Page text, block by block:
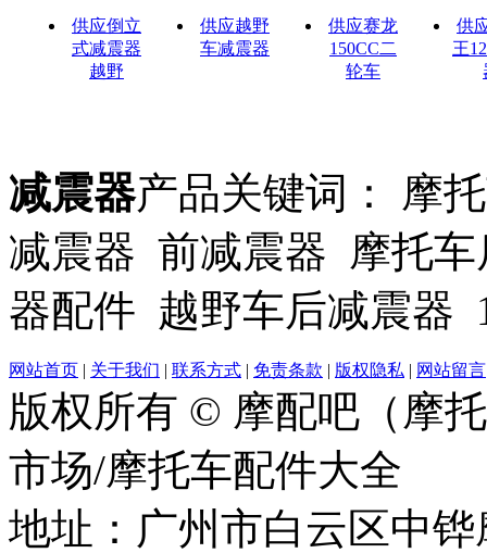
供应倒立
式减震器
越野
供应越野
车减震器
供应赛龙
150CC二
轮车
供
王
减震器产品关键词： 摩
减震器 前减震器 摩托
器配件 越野车后减震器
网站首页 | 关于我们 | 联系方式 | 免责条款 | 版权隐私 | 网站留言
版权所有 © 摩配吧（摩
市场/摩托车配件大全
地址：广州市白云区中